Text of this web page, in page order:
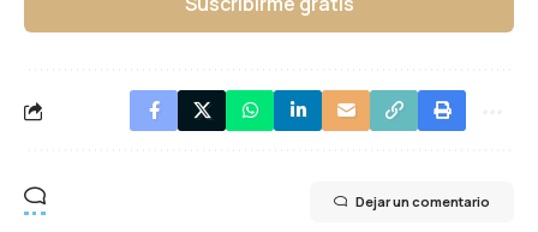
Dejar un comentario